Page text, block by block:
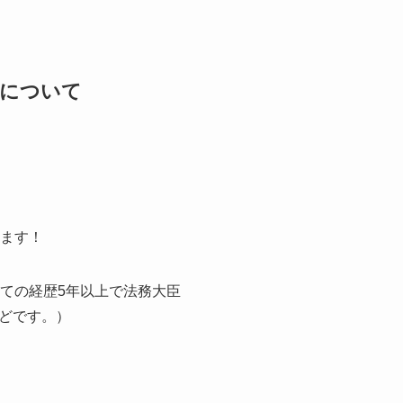
ついて
す！
の経歴5年以上で法務大臣
です。）